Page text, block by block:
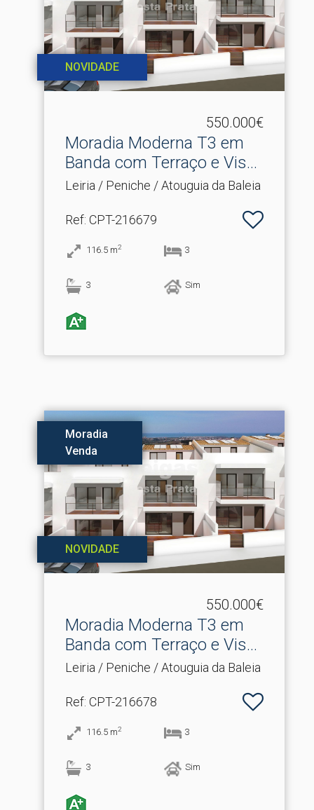
NOVIDADE
550.000€
Moradia Moderna T3 em
Banda com Terraço e Vis.​..
Leiria / Peniche / Atouguia da Baleia
Ref: CPT-216679
116.5 m2 3
3 Sim
Moradia
Venda
NOVIDADE
550.000€
Moradia Moderna T3 em
Banda com Terraço e Vis.​..
Leiria / Peniche / Atouguia da Baleia
Ref: CPT-216678
116.5 m2 3
3 Sim